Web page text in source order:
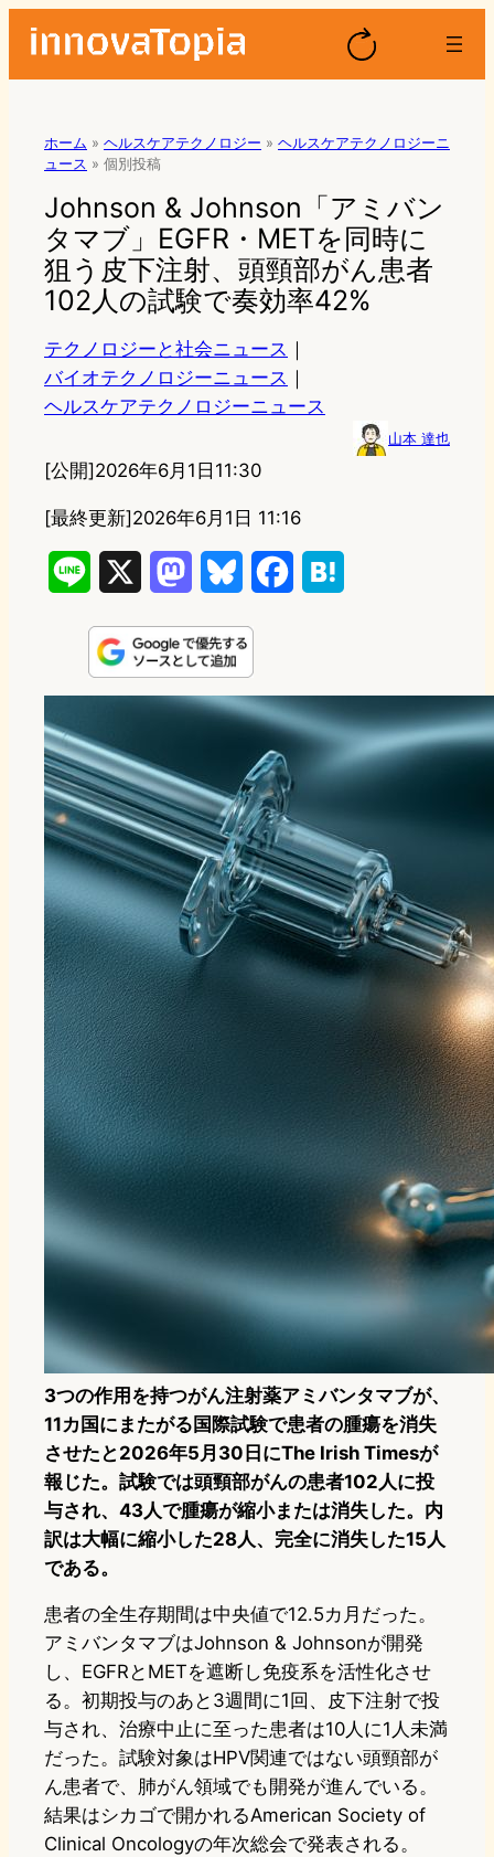
ホーム » ヘルスケアテクノロジー » ヘルスケアテクノロジーニ
ュース » 個別投稿
Johnson & Johnson「アミバン
タマブ」EGFR・METを同時に
狙う皮下注射、頭頸部がん患者
102人の試験で奏効率42%
テクノロジーと社会ニュース ｜
バイオテクノロジーニュース ｜
ヘルスケアテクノロジーニュース
山本 達也
[公開]2026年6月1日11:30
[最終更新]2026年6月1日 11:16
n
e
s
t
d
o
n
u
e
k
y
e
b
o
o
k
e
a
3つの作用を持つがん注射薬アミバンタマブが、
11カ国にまたがる国際試験で患者の腫瘍を消失
させたと2026年5月30日にThe Irish Timesが
報じた。試験では頭頸部がんの患者102人に投
与され、43人で腫瘍が縮小または消失した。内
訳は大幅に縮小した28人、完全に消失した15人
である。
患者の全生存期間は中央値で12.5カ月だった。
アミバンタマブはJohnson & Johnsonが開発
し、EGFRとMETを遮断し免疫系を活性化させ
る。初期投与のあと3週間に1回、皮下注射で投
与され、治療中止に至った患者は10人に1人未満
だった。試験対象はHPV関連ではない頭頸部が
ん患者で、肺がん領域でも開発が進んでいる。
結果はシカゴで開かれるAmerican Society of
Clinical Oncologyの年次総会で発表される。